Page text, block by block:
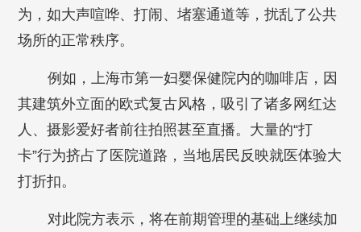
为，如大声喧哗、打闹、堵塞通道等，扰乱了公共
场所的正常秩序。
例如，上海市第一妇婴保健院内的咖啡店，因
其建筑外立面的欧式复古风格，吸引了诸多网红达
人、摄影爱好者前往拍照甚至直播。大量的“打
卡”行为挤占了医院道路，当地居民反映就医体验大
打折扣。
对此院方表示，将在前期管理的基础上继续加